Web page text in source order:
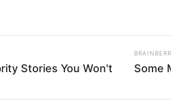
Stories You Won't
Some